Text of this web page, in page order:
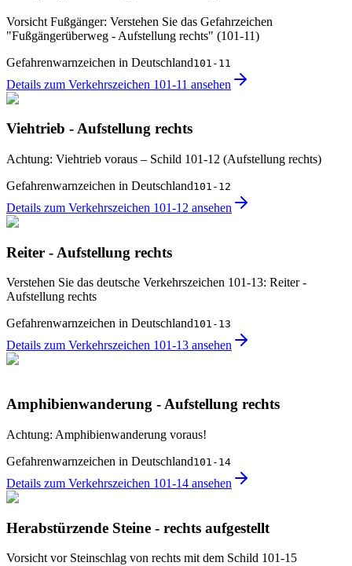
Vorsicht Fußgänger: Verstehen Sie das Gefahrzeichen
"Fußgängerüberweg - Aufstellung rechts" (101-11)
Gefahrenwarnzeichen in Deutschland101-11
Details zum Verkehrszeichen 101-11 ansehen
Viehtrieb - Aufstellung rechts
Achtung: Viehtrieb voraus – Schild 101-12 (Aufstellung rechts)
Gefahrenwarnzeichen in Deutschland101-12
Details zum Verkehrszeichen 101-12 ansehen
Reiter - Aufstellung rechts
Verstehen Sie das deutsche Verkehrszeichen 101-13: Reiter -
Aufstellung rechts
Gefahrenwarnzeichen in Deutschland101-13
Details zum Verkehrszeichen 101-13 ansehen
Amphibienwanderung - Aufstellung rechts
Achtung: Amphibienwanderung voraus!
Gefahrenwarnzeichen in Deutschland101-14
Details zum Verkehrszeichen 101-14 ansehen
Herabstürzende Steine - rechts aufgestellt
Vorsicht vor Steinschlag von rechts mit dem Schild 101-15